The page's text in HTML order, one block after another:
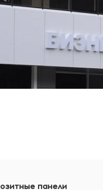
панели